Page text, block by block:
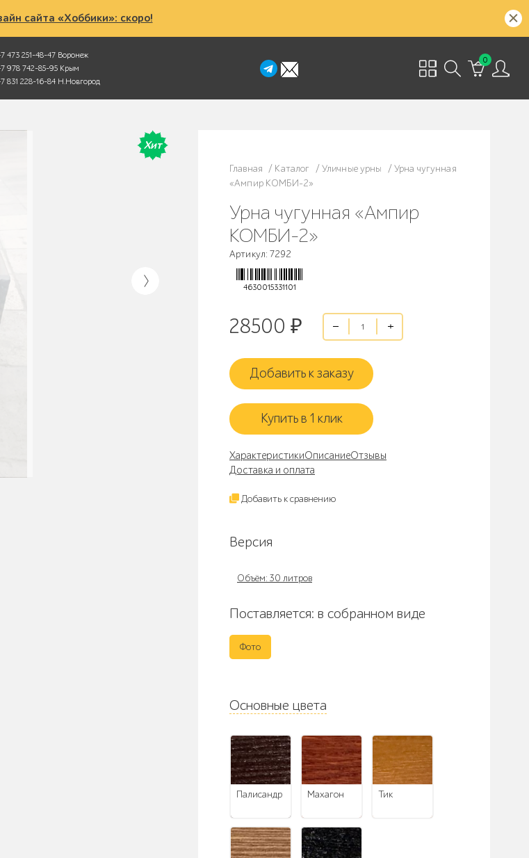
сайта «Хоббики»: скоро!
473 251-48-47 Воронеж
978 742-85-95 Крым
831 228-16-84 Н.Новгород
0
Хит
Главная / Каталог /Уличные урны /Урна чугунная
«Ампир КОМБИ-2»
Урна чугунная «Ампир
КОМБИ-2»
Артикул: 7292
4630015331101
28500 ₽
Добавить к заказу
Купить в 1 клик
ХарактеристикиОписаниеОтзывы
Доставка и оплата
Добавить к сравнению
Версия
Объём: 30 литров
Поставляется: в собранном виде
Фото
Основные цвета
палисандр махагон тик